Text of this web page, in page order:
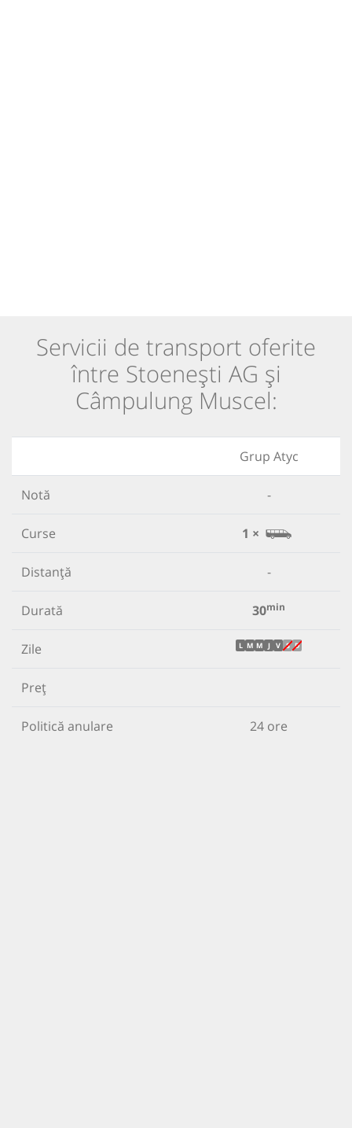
Servicii de transport oferite
între Stoenești AG și
Câmpulung Muscel:
Grup Atyc
Notă -
Curse 1 ×
Distanță -
Durată 30min
Zile L M M J V S D
Preț
Politică anulare 24 ore